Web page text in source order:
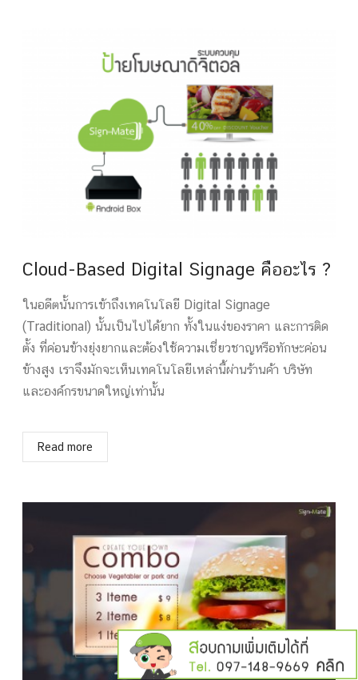
Cloud-Based Digital Signage คืออะไร​ ?
ในอดีตนั้นการเข้าถึงเทคโนโลยี Digital Signage
(Traditional) นั้นเป็นไปได้ยาก ทั้งในแง่ของราคา และการติด
ตั้ง ที่ค่อนข้างยุ่งยากและต้องใช้ความเชี่ยวชาญหรือทักษะค่อน
ข้างสูง เราจึงมักจะเห็นเทคโนโลยีเหล่านี้ผ่านร้านค้า บริษัท
และองค์กรขนาดใหญ่เท่านั้น
Read more